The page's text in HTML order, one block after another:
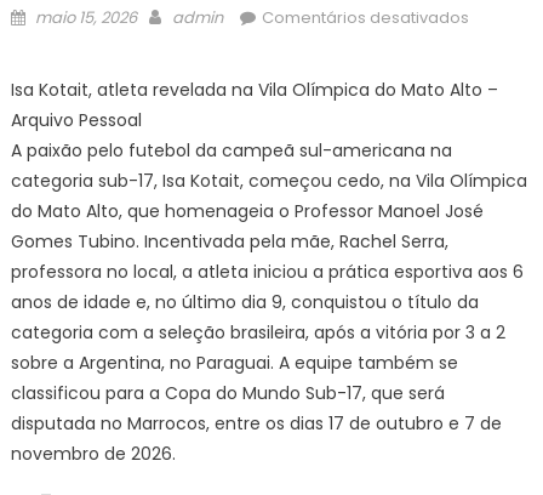
Posted
maio 15, 2026 Author
admin Comentários desativadosem
na
do
Mato
Sul-
Feminino
Isa Kotait, atleta revelada na Vila Olímpica do Mato Alto –
Arquivo Pessoal
A paixão pelo futebol da campeã sul-americana na
categoria sub-17, Isa Kotait, começou cedo, na Vila Olímpica
do Mato Alto, que homenageia o Professor Manoel José
Gomes Tubino. Incentivada pela mãe, Rachel Serra,
professora no local, a atleta iniciou a prática esportiva aos 6
anos de idade e, no último dia 9, conquistou o título da
categoria com a seleção brasileira, após a vitória por 3 a 2
sobre a Argentina, no Paraguai. A equipe também se
classificou para a Copa do Mundo Sub-17, que será
disputada no Marrocos, entre os dias 17 de outubro e 7 de
novembro de 2026.